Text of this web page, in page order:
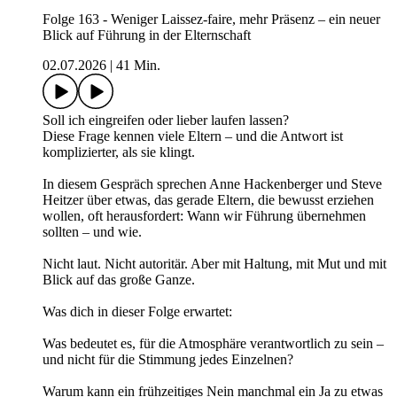
Folge 163 - Weniger Laissez-faire, mehr Präsenz – ein neuer
Blick auf Führung in der Elternschaft
02.07.2026
41 Min.
Soll ich eingreifen oder lieber laufen lassen?
Diese Frage kennen viele Eltern – und die Antwort ist
komplizierter, als sie klingt.
In diesem Gespräch sprechen Anne Hackenberger und Steve
Heitzer über etwas, das gerade Eltern, die bewusst erziehen
wollen, oft herausfordert: Wann wir Führung übernehmen
sollten – und wie.
Nicht laut. Nicht autoritär. Aber mit Haltung, mit Mut und mit
Blick auf das große Ganze.
Was dich in dieser Folge erwartet:
Was bedeutet es, für die Atmosphäre verantwortlich zu sein –
und nicht für die Stimmung jedes Einzelnen?
Warum kann ein frühzeitiges Nein manchmal ein Ja zu etwas